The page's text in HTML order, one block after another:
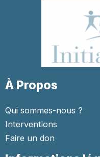
À Propos
Qui sommes-nous ?
Interventions
Faire un don